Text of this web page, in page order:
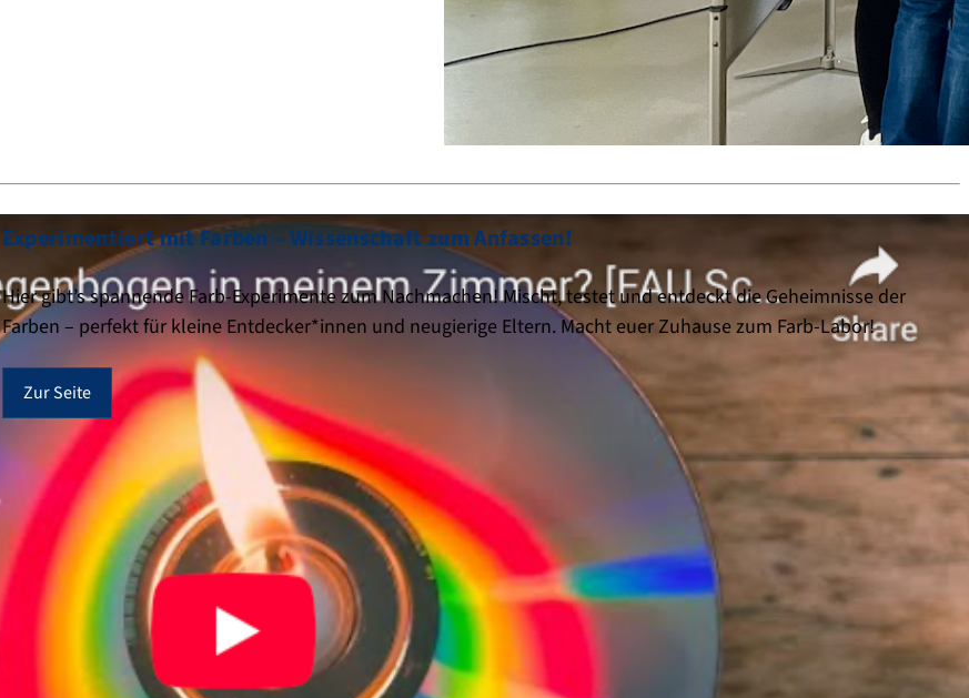
Experimentiert mit Farben – Wissenschaft zum Anfassen!
Hier gibt’s spannende Farb-Experimente zum Nachmachen! Mischt, testet und entdeckt die Geheimnisse der
Farben – perfekt für kleine Entdecker*innen und neugierige Eltern. Macht euer Zuhause zum Farb-Labor!
Zur Seite